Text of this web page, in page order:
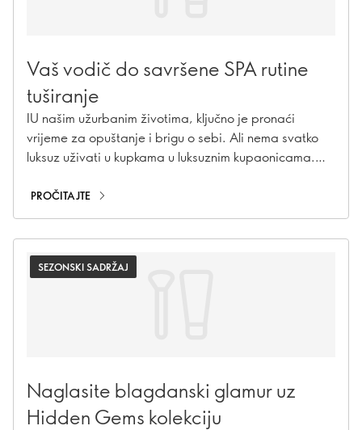
Vaš vodič do savršene SPA rutine
tuširanje
IU našim užurbanim životima, ključno je pronaći
vrijeme za opuštanje i brigu o sebi. Ali nema svatko
luksuz uživati u kupkama u luksuznim kupaonicama.
podići će vašu rutinu tuširanja u luksuzno spa iskustvo.
Dobrodošli u ritualna tuširanja – naviku koja vaše
pomlađivanje!
PROČITAJTE
SEZONSKI SADRŽAJ
Naglasite blagdanski glamur uz
Hidden Gems kolekciju